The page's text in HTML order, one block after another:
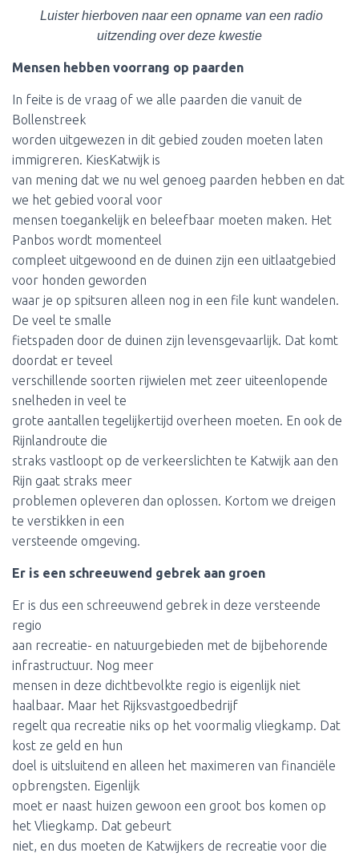
Luister hierboven naar een opname van een radio
uitzending over deze kwestie
Mensen hebben voorrang op paarden
In feite is de vraag of we alle paarden die vanuit de
Bollenstreek
worden uitgewezen in dit gebied zouden moeten laten
immigreren. KiesKatwijk is
van mening dat we nu wel genoeg paarden hebben en dat
we het gebied vooral voor
mensen toegankelijk en beleefbaar moeten maken. Het
Panbos wordt momenteel
compleet uitgewoond en de duinen zijn een uitlaatgebied
voor honden geworden
waar je op spitsuren alleen nog in een file kunt wandelen.
De veel te smalle
fietspaden door de duinen zijn levensgevaarlijk. Dat komt
doordat er teveel
verschillende soorten rijwielen met zeer uiteenlopende
snelheden in veel te
grote aantallen tegelijkertijd overheen moeten. En ook de
Rijnlandroute die
straks vastloopt op de verkeerslichten te Katwijk aan den
Rijn gaat straks meer
problemen opleveren dan oplossen. Kortom we dreigen
te verstikken in een
versteende omgeving.
Er is een schreeuwend gebrek aan groen
Er is dus een schreeuwend gebrek in deze versteende
regio
aan recreatie- en natuurgebieden met de bijbehorende
infrastructuur. Nog meer
mensen in deze dichtbevolkte regio is eigenlijk niet
haalbaar. Maar het Rijksvastgoedbedrijf
regelt qua recreatie niks op het voormalig vliegkamp. Dat
kost ze geld en hun
doel is uitsluitend en alleen het maximeren van financiële
opbrengsten. Eigenlijk
moet er naast huizen gewoon een groot bos komen op
het Vliegkamp. Dat gebeurt
niet, en dus moeten de Katwijkers de recreatie voor die